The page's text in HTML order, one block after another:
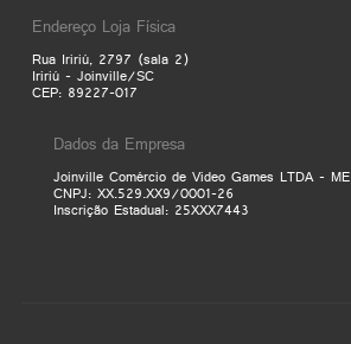
Endereço Loja Física
Rua Iririú, 2797 (sala 2)
Iririú - Joinville/SC
CEP: 89227-017
Dados da Empresa
Joinville Comércio de Video Games LTDA - ME
CNPJ: XX.529.XX9/0001-26
Inscrição Estadual: 25XXX7443